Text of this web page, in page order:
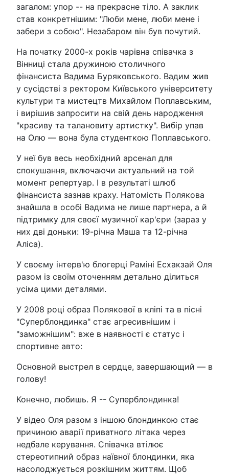
загалом: упор -- на прекрасне тіло. А заклик
став конкретнішим: "Люби мене, люби мене і
забери з собою". Незабаром він був почутий.
На початку 2000-х років чарівна співачка з
Вінниці стала дружиною столичного
фінансиста Вадима Буряковського. Вадим жив
у сусідстві з ректором Київського університету
культури та мистецтв Михайлом Поплавським,
і вирішив запросити на свій день народження
"красиву та талановиту артистку". Вибір упав
на Олю — вона була студенткою Поплавського.
У неї був весь необхідний арсенал для
спокушання, включаючи актуальний на той
момент репертуар. І в результаті шлюб
фінансиста зазнав краху. Натомість Полякова
знайшла в особі Вадима не лише партнера, а й
підтримку для своєї музичної кар'єри (зараз у
них дві доньки: 19-річна Маша та 12-річна
Аліса).
У своєму інтерв'ю блогерці Раміні Есхакзай Оля
разом із своїм оточенням детально ділиться
усіма цими деталями.
У 2008 році образ Полякової в кліпі та в пісні
"Суперблондинка" стає агресивнішим і
"заможнішим": вже в наявності є статус і
спортивне авто:
Основной выстрел в сердце, завершающий — в
голову!
Конечно, любишь. Я -- Суперблондинка!
У відео Оля разом з іншою блондинкою стає
причиною аварії приватного літака через
недбале керування. Співачка втілює
стереотипний образ наївної блондинки, яка
насолоджується розкішним життям. Щоб